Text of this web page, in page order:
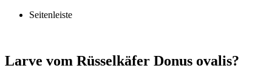
Seitenleiste
Larve vom Rüsselkäfer Donus ovalis?